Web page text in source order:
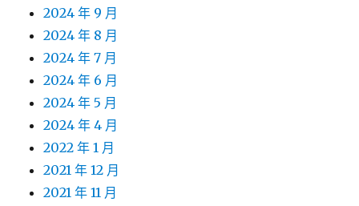
2024 年 9 月
2024 年 8 月
2024 年 7 月
2024 年 6 月
2024 年 5 月
2024 年 4 月
2022 年 1 月
2021 年 12 月
2021 年 11 月